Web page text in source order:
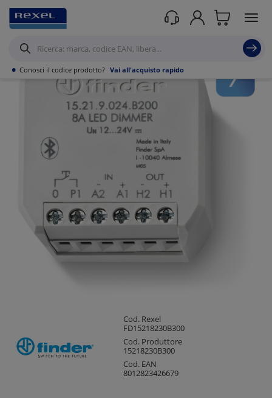
• Conosci il codice prodotto? Vai all'acquisto rapido
Prodotti /Datacom Soluzioni domotiche & Building automation/Domotica e
prodotti connessi rete
Cod. Rexel
FD15218230B300
Cod. Produttore
15218230B300
Cod. EAN
8012823426679